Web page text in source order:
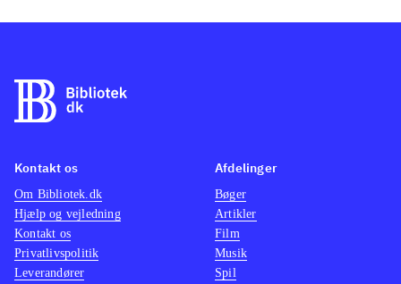
Kontakt os
Om Bibliotek.dk
Hjælp og vejledning
Kontakt os
Privatlivspolitik
Leverandører
Afdelinger
Bøger
Artikler
Film
Musik
Spil